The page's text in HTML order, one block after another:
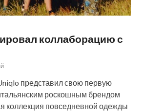
коллаборацию с
представил свою первую
роскошным брендом
коллекция повседневной одежды